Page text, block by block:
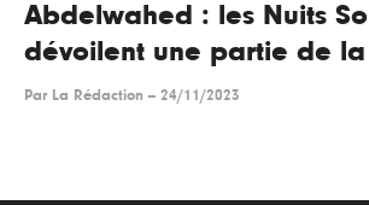
Abdelwahed : les Nuits
dévoilent une partie de
Par La Rédaction -- 24/11/2023